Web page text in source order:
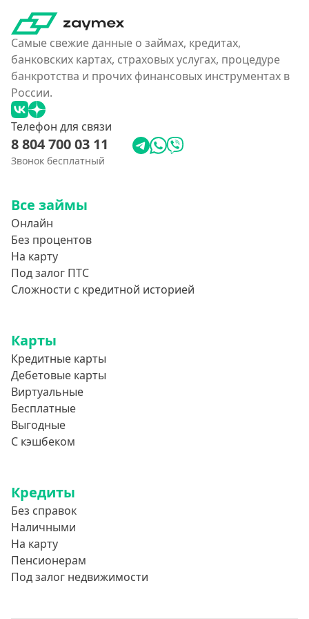
180000 руб
200000 руб
300000 руб
350 тысяч
400000 руб
4500000 руб
500000 руб
600 тысяч
650000 руб
700000 руб
750000 руб
800000 руб
900000 руб
950000 руб
Целевые
Ремонт
Лечение
Стоматология
Неотложные нужды
Образование
Обучение за рубежом
Самые свежие данные о займах, кредитах,
банковских картах, страховых услугах, процедуре
банкротства и прочих финансовых инструментах в
России.
Телефон для связи
8 804 700 03 11
Звонок бесплатный
Все займы
Онлайн
Без процентов
На карту
Под залог ПТС
Сложности с кредитной историей
Карты
Кредитные карты
Дебетовые карты
Виртуальные
Бесплатные
Выгодные
С кэшбеком
Кредиты
Без справок
Наличными
На карту
Пенсионерам
Под залог недвижимости